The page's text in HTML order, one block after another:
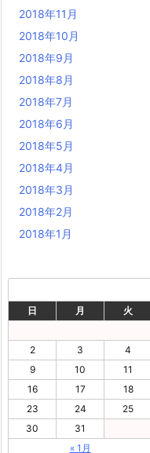
2018年11月
2018年10月
2018年9月
2018年8月
2018年7月
2018年6月
2018年5月
2018年4月
2018年3月
2018年2月
2018年1月
日
月 火
« 1月
2
3 4
9
10 11
16
17 18
23
24 25
30
31